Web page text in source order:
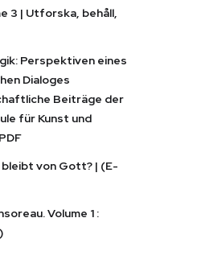
3 | Utforska, behåll,
Perspektiven eines
Dialoges
Beiträge der
für Kunst und
bleibt von Gott? | (E-
Volume 1 :